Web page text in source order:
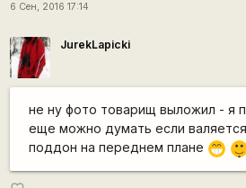
6 Сен, 2016 17:14
JurekLapicki
не ну фото товарищ выложил - я
еще можно думать если валяется
поддон на переднем плане ;D
|-)
_)